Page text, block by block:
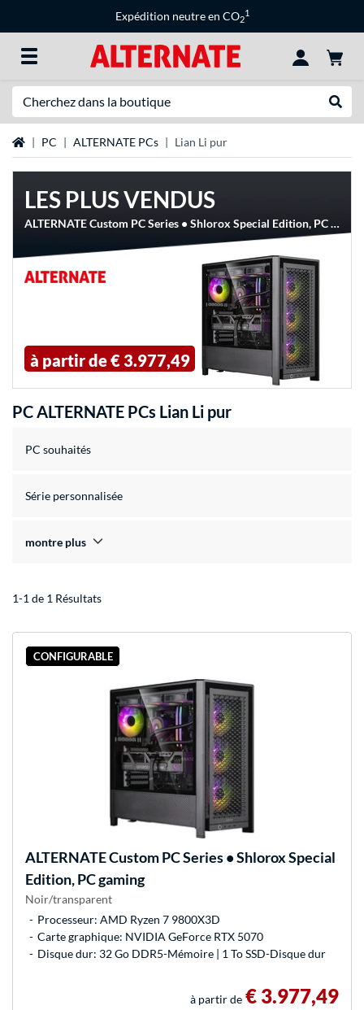
Expédition neutre en CO2
1
Page d'accueil
PC ALTERNATE PCs Lian Li pur
LES PLUS VENDUS
ALTERNATE Custom PC Series • Shlorox Special Edition, PC gaming
à partir de€ 3.977,49
PC ALTERNATE PCs Lian Li pur
PC souhaités
Série personnalisée
montre plus
1-1 de 1 Résultats
CONFIGURABLE
ALTERNATECustom PC Series • Shlorox Special
Edition, PC gaming
Noir/transparent
Processeur: AMD Ryzen 7 9800X3D
Carte graphique: NVIDIA GeForce RTX 5070
Disque dur: 32 Go DDR5-Mémoire | 1 To SSD-Disque dur
à partir de € 3.977,49